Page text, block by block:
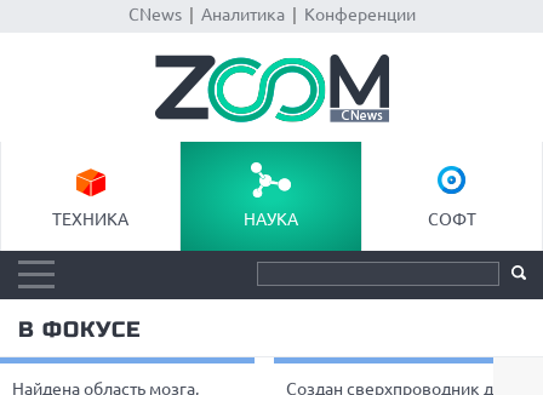
CNews| Аналитика| Конференции
ТЕХНИКА НАУКА СОФТ
В ФОКУСЕ
Найдена область мозга,
Создан сверхпроводник для